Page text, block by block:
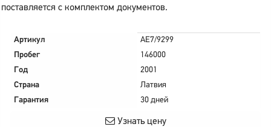
поставляется с комплектом документов.
Артикул
AE7/9299
Пробег
146000
Год
2001
Страна
Латвия
Гарантия
30 дней
Узнать цену